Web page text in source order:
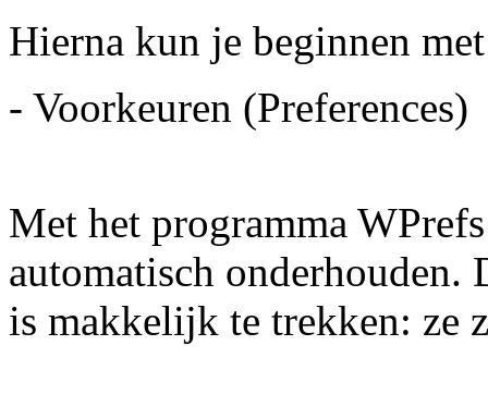
Hierna kun je beginnen
- Voorkeuren (Preferences)
Met het programma
automatisch
is makkelijk te trekken: ze